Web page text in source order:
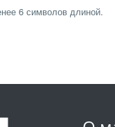
6 символов длиной.